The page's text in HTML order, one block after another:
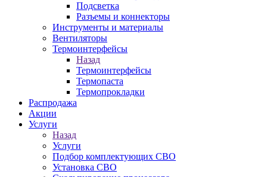
Подсветка
Разъемы и коннекторы
Инструменты и материалы
Вентиляторы
Термоинтерфейсы
Назад
Термоинтерфейсы
Термопаста
Термопрокладки
Распродажа
Акции
Услуги
Назад
Услуги
Подбор комплектующих СВО
Установка СВО